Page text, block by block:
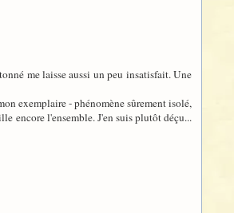
me laisse aussi un peu insatisfait. Une
exemplaire - phénomène sûrement isolé,
encore l'ensemble. J'en suis plutôt déçu...